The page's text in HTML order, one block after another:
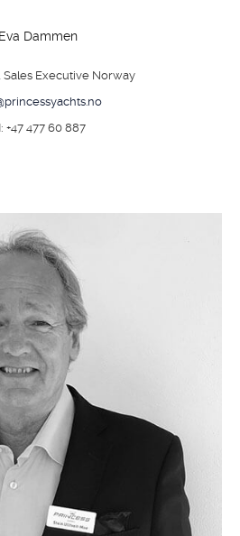
Eva Dammen
Sales Executive Norway
+47 477 60 887